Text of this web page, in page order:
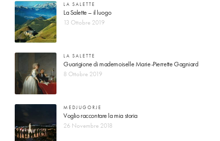
LA SALETTE
La Salette – il luogo
13 Ottobre 2019
LA SALETTE
Guarigione di mademoiselle Marie-Pierrette Gagniard
8 Ottobre 2019
MEDJUGORJE
Voglio raccontare la mia storia
26 Novembre 2018